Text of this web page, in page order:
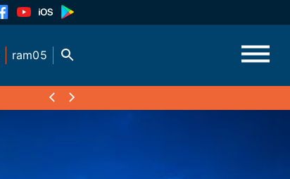
ram05